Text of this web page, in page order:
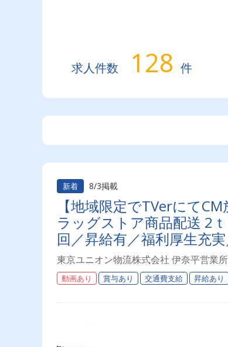
求人件数 128 件
新着 8/3掲載
【地域限定でTVerにて
ラッグストア商品配送 2
回／昇給有／福利厚生充
上】連休もあり◎プライ
オン物流でドライバーラ
東京ユニオン物流株式会社 伊奈平営業所
動画あり 賞与あり 交通費支給 昇給あり